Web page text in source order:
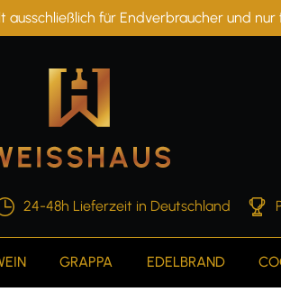
für Endverbraucher und
24-48h Lieferzeit in Deutschland
GRAPPA EDELBRAND